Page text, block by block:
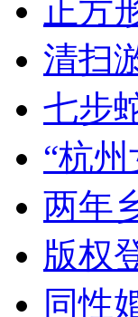
正方
清扫
七步
“杭
两年
版权
同性